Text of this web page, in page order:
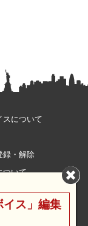
スについて
録・解除
ついて
イス」編集